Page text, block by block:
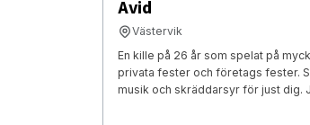
Avid
Västervik
En kille på 26 år som spelat på
privata fester och företags fester.
musik och skräddarsyr för just dig.